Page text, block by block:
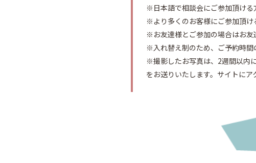
※日本語で相談会にご参加頂ける
※より多くのお客様にご参加頂け
※お友達様とご参加の場合はお友
※入れ替え制のため、ご予約時間
※撮影したお写真は、2週間以内
をお送りいたします。サイトにア